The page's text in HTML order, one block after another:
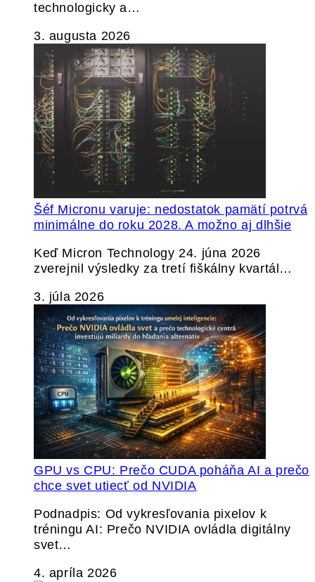
technologicky a…
3. augusta 2026
Šéf Micronu varuje: nedostatok pamätí potrvá
minimálne do roku 2028. A možno aj dlhšie
Keď Micron Technology 24. júna 2026
zverejnil výsledky za tretí fiškálny kvartál…
3. júla 2026
GPU vs CPU: Prečo CUDA poháňa AI a prečo
chce svet utiecť od NVIDIA
Podnadpis: Od vykresľovania pixelov k
tréningu AI: Prečo NVIDIA ovládla digitálny
svet…
4. apríla 2026